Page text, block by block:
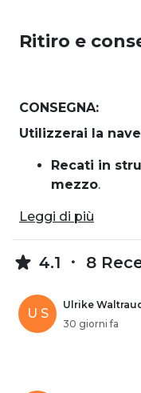
Ritiro e
CONSEGNA:
Utilizzerai la
Recati in
mezzo.
Leggi di più
4.1 8
U S
Ulrike
30 giorni fa